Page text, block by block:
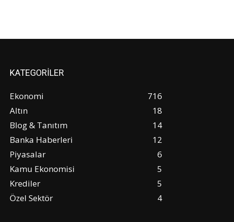
KATEGORİLER
Ekonomi
716
Altın
18
Blog & Tanıtım
14
Banka Haberleri
12
Piyasalar
6
Kamu Ekonomisi
5
Krediler
5
Özel Sektör
4